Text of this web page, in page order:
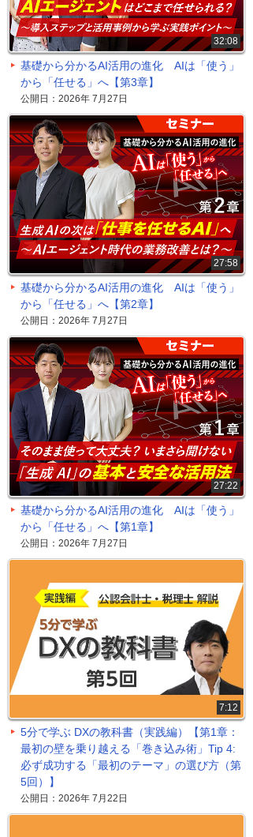
32:08
基礎から分かるAI活用の進化 AIは「使う」
から「任せる」へ【第3章】
公開日：2026年 7月27日
27:58
基礎から分かるAI活用の進化 AIは「使う」
から「任せる」へ【第2章】
公開日：2026年 7月27日
27:22
基礎から分かるAI活用の進化 AIは「使う」
から「任せる」へ【第1章】
公開日：2026年 7月27日
7:12
5分で学ぶ DXの教科書（実践編）【第1章：
最初の壁を乗り越える「巻き込み術」Tip 4:
必ず成功する「最初のテーマ」の選び方（第
5回）】
公開日：2026年 7月22日